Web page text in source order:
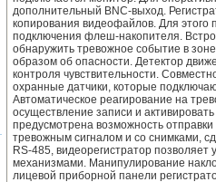
дополнительный BNC-выход.
копирования видеофайлов. Для этого
подключения флеш-накопителя.
обнаружить тревожное событие в
образом об опасности. Детектор
контроля чувствительности.
охранные датчики, которые
Автоматическое реагирование на
осуществление записи и
предусмотрена возможность
тревожным сигналом и со снимками,
RS-485, видеорегистратор
механизмами. Манипулирование
лицевой приборной панели